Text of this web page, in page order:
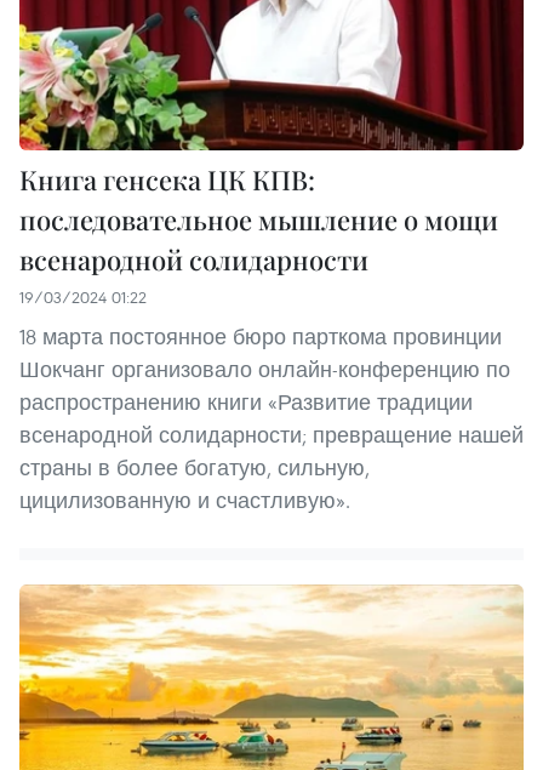
Книга генсека ЦК КПВ:
последовательное мышление о мощи
всенародной солидарности
19/03/2024 01:22
18 марта постоянное бюро парткома провинции
Шокчанг организовало онлайн-конференцию по
распространению книги «Развитие традиции
всенародной солидарности; превращение нашей
страны в более богатую, сильную,
цицилизованную и счастливую».